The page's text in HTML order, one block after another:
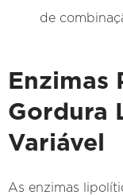
de
Enzimas
Gordura
Variável
As enzimas